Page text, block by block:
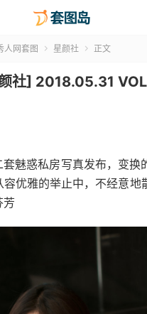
人网套图  星颜社  正文
社] 2018.05.31
魅惑私房写真发布，变换
优雅的举止中，不经意地
芳